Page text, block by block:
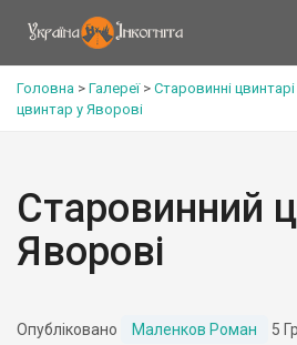
Головна > Галереї> Старовинні цвинтарі
цвинтар у Яворові
Старовинний
Яворові
Опубліковано Маленков Роман 5